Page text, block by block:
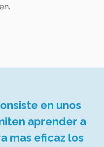
en unos
aprender a
mas eficaz los